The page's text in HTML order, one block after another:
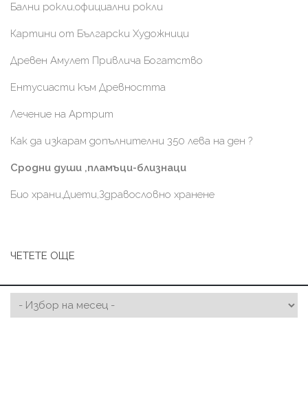
Бални рокли,официални рокли
Картини от Български Художници
Древен Амулет Привлича Богатство
Ентусиасти към Древността
Лечение на Артрит
Как да изкарам допълнителни 350 лева на ден ?
Сродни души ,пламъци-близнаци
Био храни,Диети,Здравословно хранене
ЧЕТЕТЕ ОЩЕ